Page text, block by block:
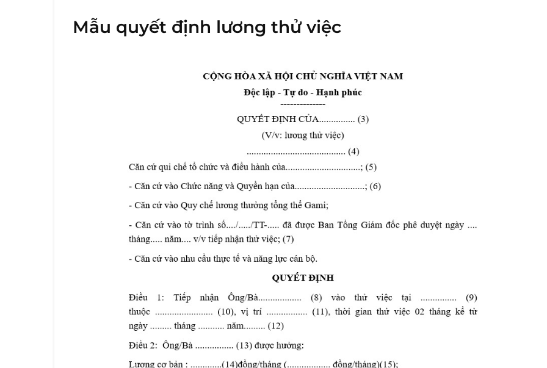
Mẫu quyết định lương thử việc